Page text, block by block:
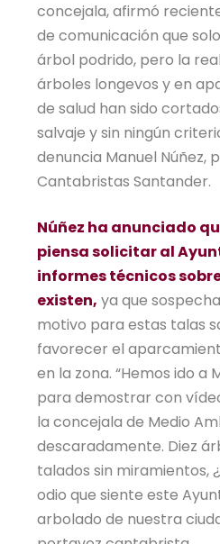
concejala, afirmó
de comunicación que
árbol podrido, pero la
árboles longevos y en
de salud han sido
salvaje y sin ningún
denuncia Manuel Núñez,
Cantabristas Santander.
Núñez ha anunciado
piensa solicitar al
informes técnicos
existen, ya que
motivo para estas talas
favorecer el
en la zona. “Hemos ido a
para demostrar con
la concejala de Medio
descaradamente. Diez
talados sin miramientos,
odio que siente este
arbolado de nuestra